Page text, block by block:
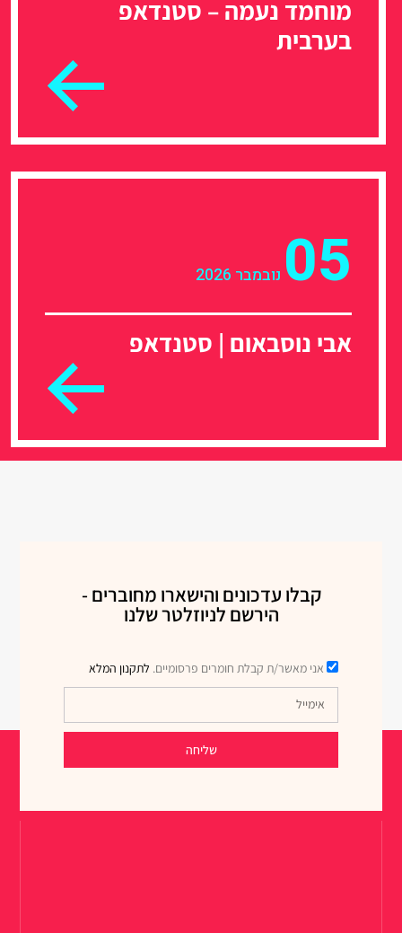
מוחמד נעמה – סטנדאפ
בערבית
05 נובמבר 2026
אבי נוסבאום | סטנדאפ
קבלו עדכונים והישארו מחוברים -
הירשם לניוזלטר שלנו
אני מאשר/ת קבלת חומרים פרסומיים. לתקנון המלא
שליחה